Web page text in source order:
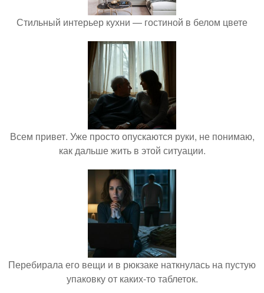
Стильный интерьер кухни — гостиной в белом цвете
Всем привет. Уже просто опускаются руки, не понимаю,
как дальше жить в этой ситуации.
Перебирала его вещи и в рюкзаке наткнулась на пустую
упаковку от каких-то таблеток.